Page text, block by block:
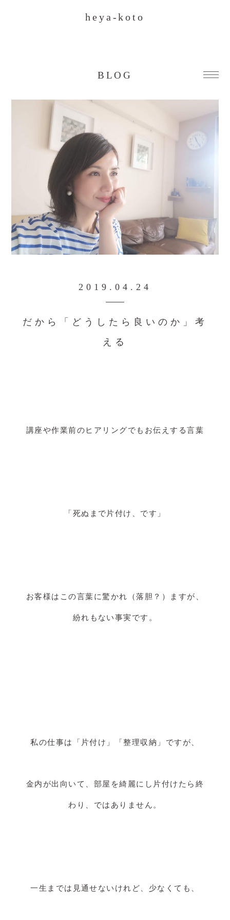
heya-koto
BLOG
2019.04.24
だから「どうしたら良いのか」考
える
講座や作業前のヒアリングでもお伝えする言葉
「死ぬまで片付け、です」
お客様はこの言葉に驚かれ（落胆？）ますが、
紛れもない事実です。
私の仕事は「片付け」「整理収納」ですが、
金内が出向いて、部屋を綺麗にし片付けたら終
わり、ではありません。
一生までは見通せないけれど、少なくても、